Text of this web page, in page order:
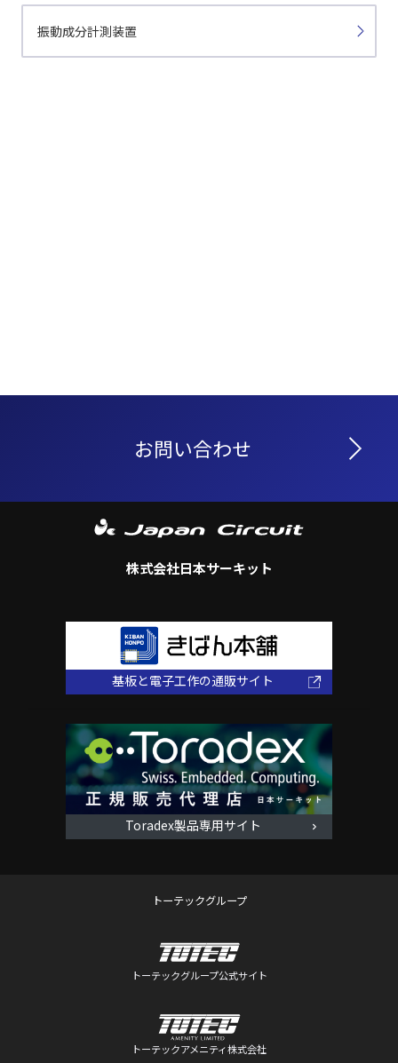
振動成分計測装置
お問い合わせ
株式会社日本サーキット
基板と電子工作の通販サイト
Toradex製品専用サイト
トーテックグループ
トーテックグループ公式サイト
トーテックアメニティ株式会社